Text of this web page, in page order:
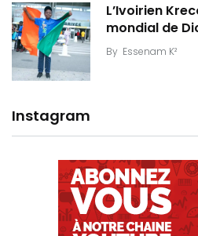
L’Ivoirien
mondial de
By Essenam K²
Instagram